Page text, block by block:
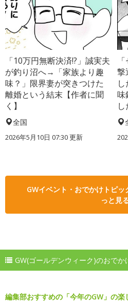
「10万円無断決済!?」誠実夫
が釣り沼へ→「家族より趣
味？」限界妻が突きつけた
離婚という結末【作者に聞
く】
全国
2026年5月10日 07:30 更新
撃
味
GWイベント・おでかけトピ
っと見
GW(ゴールデンウィーク)のおで
編集部おすすめの「今年のGW」の楽